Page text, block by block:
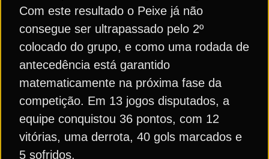
Com este resultado o Peixe já não
consegue ser ultrapassado pelo 2º
colocado do grupo, e como uma rodada de
antecedência está garantido
matematicamente na próxima fase da
competição. Em 13 jogos disputados, a
equipe conquistou 36 pontos, com 12
vitórias, uma derrota, 40 gols marcados e
5 sofridos.